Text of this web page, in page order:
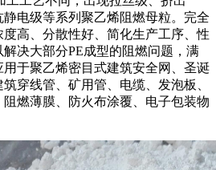
电级等系列聚乙烯阻燃母粒。完全
高、分散性好、简化生产工序、性
决大部分PE成型的阻燃问题，满
于聚乙烯密目式建筑安全网、圣诞
穿线管、矿用管、电缆、发泡板、
燃薄膜、防火布涂覆、电子包装物